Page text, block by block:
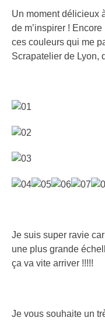
Un moment délicieux
de m’inspirer !
ces couleurs qui me
Scrapatelier de Lyon,
Je suis super ravie
une plus grande
ça va vite arriver !!!!!
Je vous souhaite un